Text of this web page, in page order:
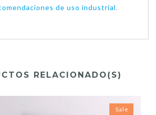
de uso industrial.
RELACIONADO(S)
Sale